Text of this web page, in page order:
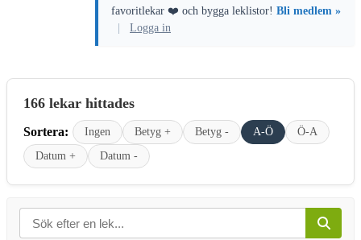
favoritlekar ❤️ och bygga leklistor! Bli medlem »
Logga in
166 lekar hittades
Sortera: Ingen Betyg + Betyg - A-Ö
Ö-A
Datum +
Datum -